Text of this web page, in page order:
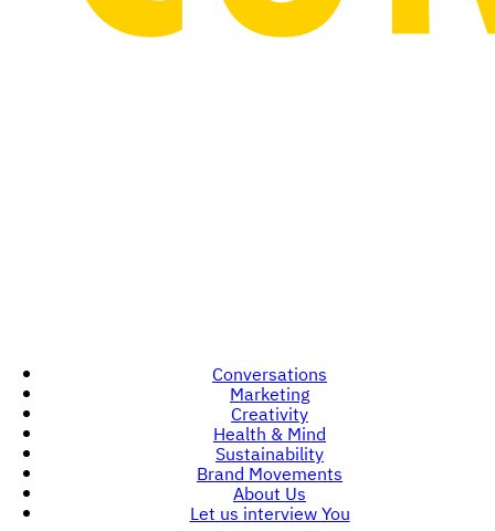
Conversations
Marketing
Creativity
Health & Mind
Sustainability
Brand Movements
About Us
Let us interview You